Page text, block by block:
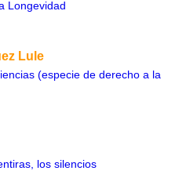
Longevidad
Lule
(especie de derecho a la
los silencios